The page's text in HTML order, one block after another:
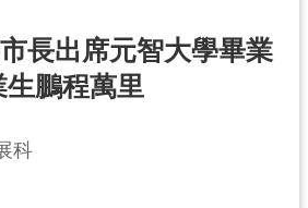
市長出席元智大學畢業
鵬程萬里
科